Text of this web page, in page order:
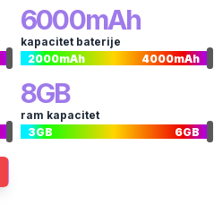
6000mAh
kapacitet baterije
2000mAh 4000mAh
8GB
ram kapacitet
3GB 6GB